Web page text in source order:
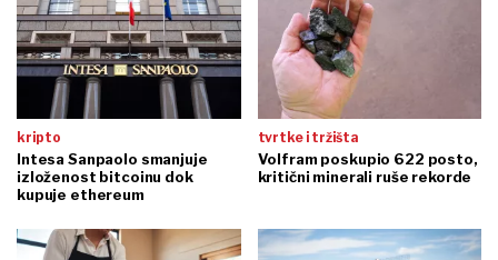
kripto
Intesa Sanpaolo smanjuje
izloženost bitcoinu dok
kupuje ethereum
tvrtke i tržišta
Volfram poskupio 622 posto,
kritični minerali ruše rekorde